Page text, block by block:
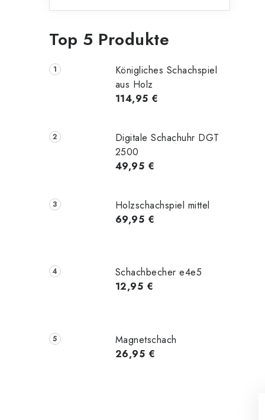
Top 5 Produkte
Königliches Schachspiel
aus Holz
114,95 €
Digitale Schachuhr DGT
2500
49,95 €
Holzschachspiel mittel
69,95 €
Schachbecher e4e5
12,95 €
Magnetschach
26,95 €